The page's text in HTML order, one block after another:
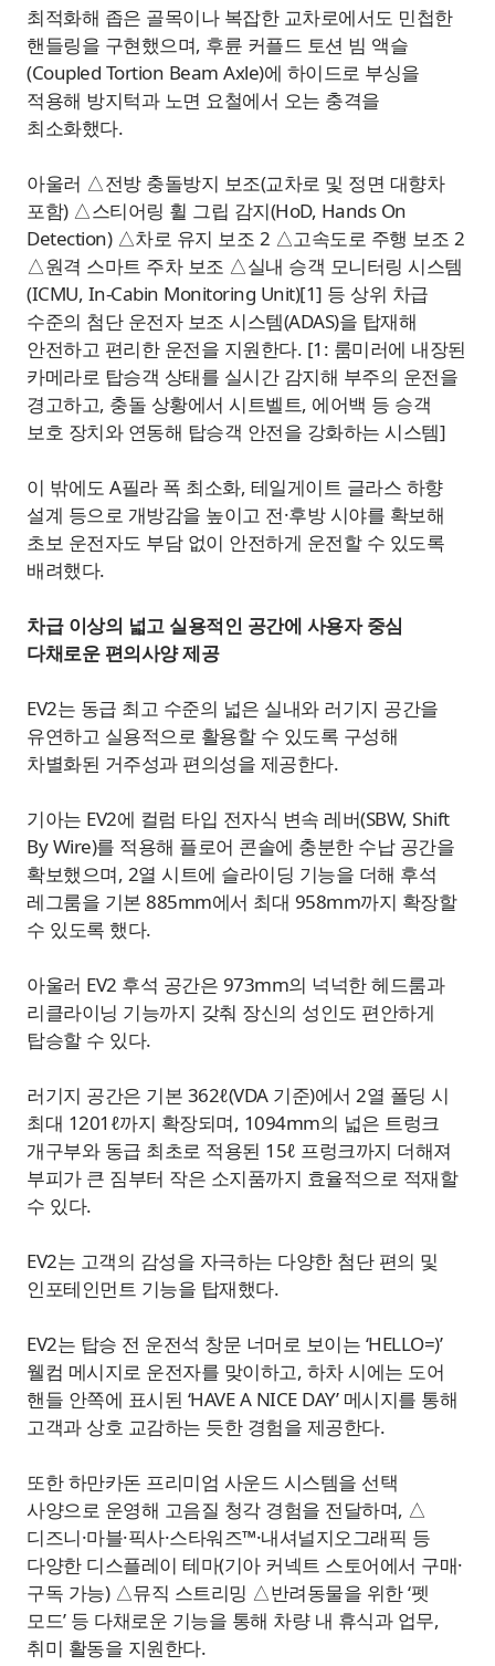
최적화해 좁은 골목이나 복잡한 교차로에서도 민첩한
핸들링을 구현했으며, 후륜 커플드 토션 빔 액슬
(Coupled Tortion Beam Axle)에 하이드로 부싱을
적용해 방지턱과 노면 요철에서 오는 충격을
최소화했다.
아울러 △전방 충돌방지 보조(교차로 및 정면 대향차
포함) △스티어링 휠 그립 감지(HoD, Hands On
Detection) △차로 유지 보조 2 △고속도로 주행 보조 2
△원격 스마트 주차 보조 △실내 승객 모니터링 시스템
(ICMU, In-Cabin Monitoring Unit)[1] 등 상위 차급
수준의 첨단 운전자 보조 시스템(ADAS)을 탑재해
안전하고 편리한 운전을 지원한다. [1: 룸미러에 내장된
카메라로 탑승객 상태를 실시간 감지해 부주의 운전을
경고하고, 충돌 상황에서 시트벨트, 에어백 등 승객
보호 장치와 연동해 탑승객 안전을 강화하는 시스템]
이 밖에도 A필라 폭 최소화, 테일게이트 글라스 하향
설계 등으로 개방감을 높이고 전·후방 시야를 확보해
초보 운전자도 부담 없이 안전하게 운전할 수 있도록
배려했다.
차급 이상의 넓고 실용적인 공간에 사용자 중심
다채로운 편의사양 제공
EV2는 동급 최고 수준의 넓은 실내와 러기지 공간을
유연하고 실용적으로 활용할 수 있도록 구성해
차별화된 거주성과 편의성을 제공한다.
기아는 EV2에 컬럼 타입 전자식 변속 레버(SBW, Shift
By Wire)를 적용해 플로어 콘솔에 충분한 수납 공간을
확보했으며, 2열 시트에 슬라이딩 기능을 더해 후석
레그룸을 기본 885mm에서 최대 958mm까지 확장할
수 있도록 했다.
아울러 EV2 후석 공간은 973mm의 넉넉한 헤드룸과
리클라이닝 기능까지 갖춰 장신의 성인도 편안하게
탑승할 수 있다.
러기지 공간은 기본 362ℓ(VDA 기준)에서 2열 폴딩 시
최대 1201ℓ까지 확장되며, 1094mm의 넓은 트렁크
개구부와 동급 최초로 적용된 15ℓ 프렁크까지 더해져
부피가 큰 짐부터 작은 소지품까지 효율적으로 적재할
수 있다.
EV2는 고객의 감성을 자극하는 다양한 첨단 편의 및
인포테인먼트 기능을 탑재했다.
EV2는 탑승 전 운전석 창문 너머로 보이는 ‘HELLO=)’
웰컴 메시지로 운전자를 맞이하고, 하차 시에는 도어
핸들 안쪽에 표시된 ‘HAVE A NICE DAY’ 메시지를 통해
고객과 상호 교감하는 듯한 경험을 제공한다.
또한 하만카돈 프리미엄 사운드 시스템을 선택
사양으로 운영해 고음질 청각 경험을 전달하며, △
디즈니·마블·픽사·스타워즈™·내셔널지오그래픽 등
다양한 디스플레이 테마(기아 커넥트 스토어에서 구매·
구독 가능) △뮤직 스트리밍 △반려동물을 위한 ‘펫
모드’ 등 다채로운 기능을 통해 차량 내 휴식과 업무,
취미 활동을 지원한다.